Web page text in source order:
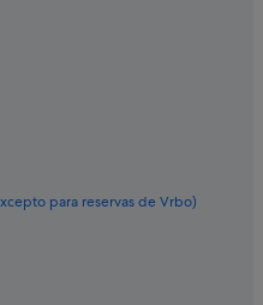
Fano
en Fano
para reservas de Vrbo)